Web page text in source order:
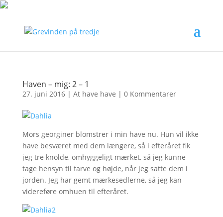
Haven – mig: 2 – 1
27. juni 2016| At have have | 0 Kommentarer
Mors georginer blomstrer i min have nu. Hun vil ikke
have besværet med dem længere, så i efteråret fik
jeg tre knolde, omhyggeligt mærket, så jeg kunne
tage hensyn til farve og højde, når jeg satte dem i
jorden. Jeg har gemt mærkesedlerne, så jeg kan
videreføre omhuen til efteråret.